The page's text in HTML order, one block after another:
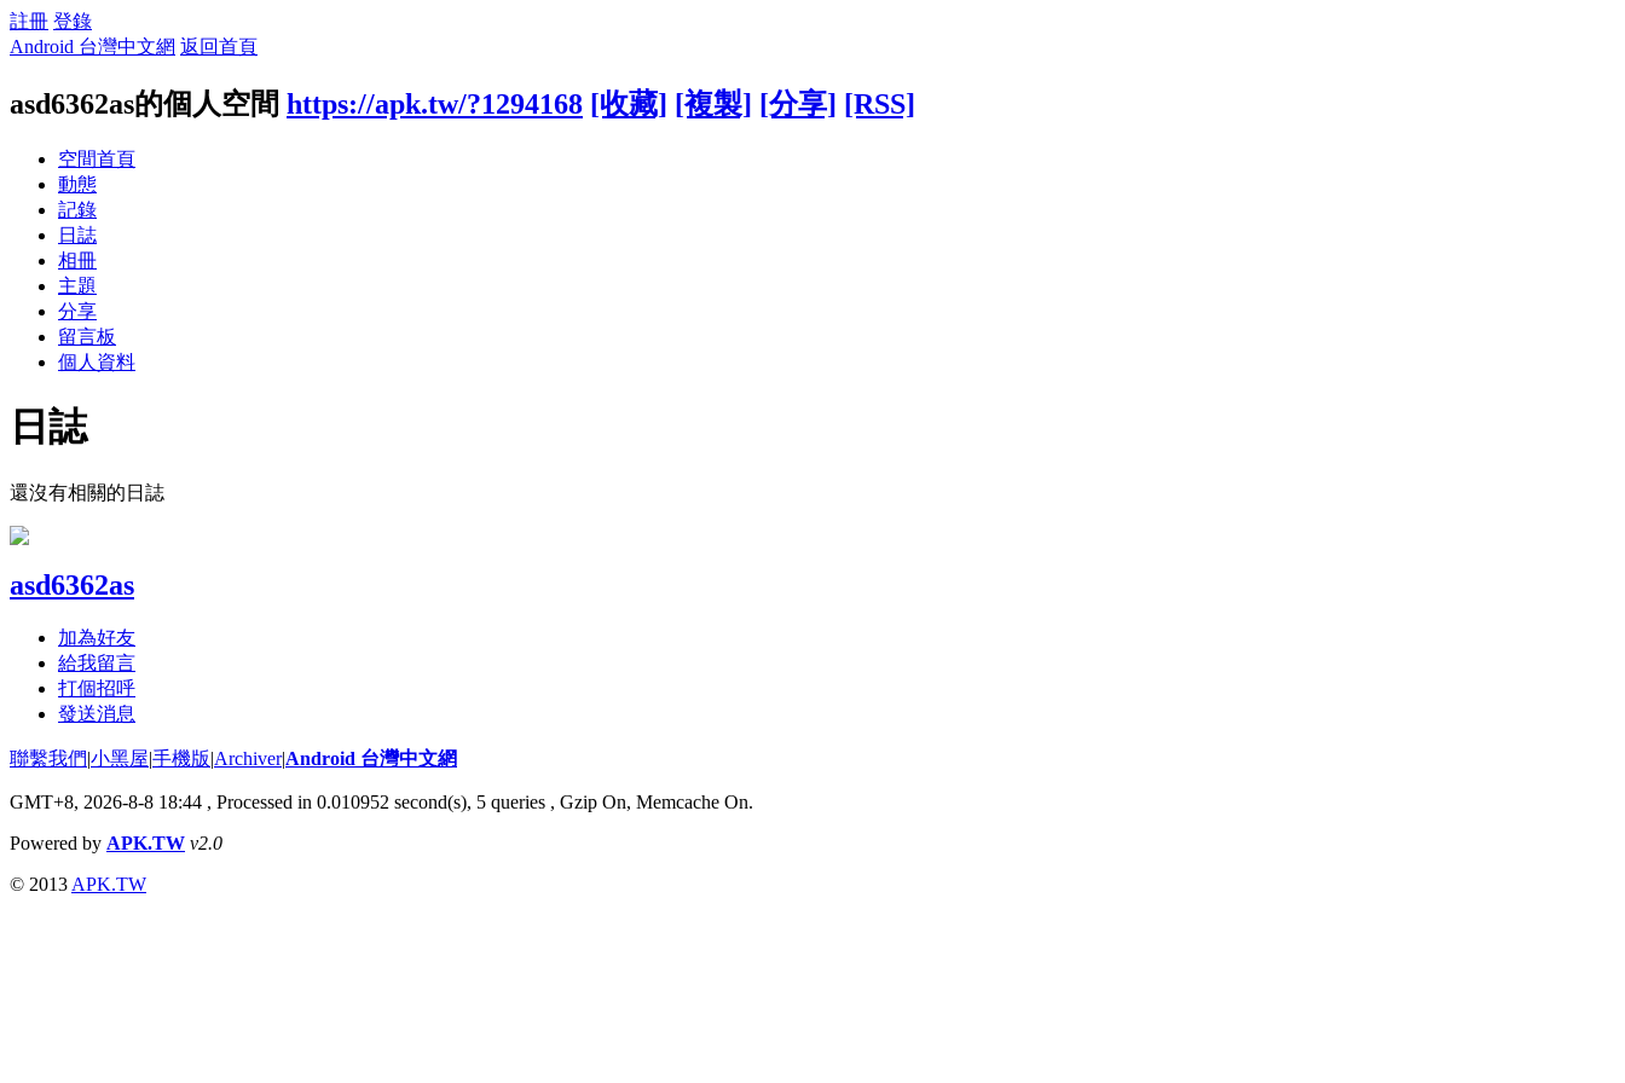
註冊 登錄
Android 台灣中文網 返回首頁
asd6362as的個人空間 https://apk.tw/?1294168 [收藏] [複製] [分享] [RSS]
空間首頁
動態
記錄
日誌
相冊
主題
分享
留言板
個人資料
日誌
還沒有相關的日誌
asd6362as
加為好友
給我留言
打個招呼
發送消息
聯繫我們|小黑屋|手機版|Archiver|Android 台灣中文網
GMT+8, 2026-8-8 18:44 , Processed in 0.010952 second(s), 5 queries , Gzip On, Memcache On.
Powered by APK.TW v2.0
© 2013 APK.TW